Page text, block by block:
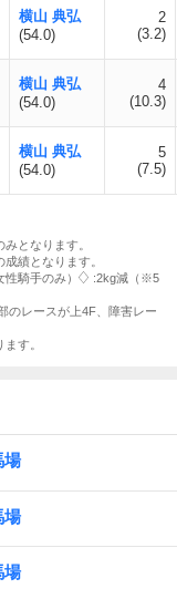
横山 典弘
(54.0)
2
(3.2)
横山 典弘
(54.0)
4
(10.3)
横山 典弘
(54.0)
5
(7.5)
となります。
績となります。
騎手のみ）
:2kg減（※5
のレースが上4F、障害レー
す。
場
場
場